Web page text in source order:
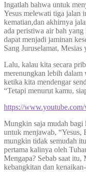
Ingatlah bahwa untuk
Yesus melewati tiga jalan
kematian,dan akhirnya
ada peristiwa air bah
dapat menjadi jaminan
Sang Juruselamat,
Lalu, kalau kita secara
merenungkan lebih
ketika kita mendengar
“Tetapi menurut kamu,
https://
Mungkin saja mudah bagi
untuk menjawab, “Yesus,
mungkin tidak semudah
pertama kalinya oleh
Mengapa? Sebab saat itu,
kebangkitan dan